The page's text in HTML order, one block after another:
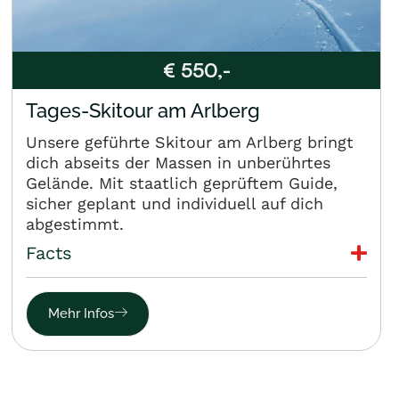
€ 550,-
Tages-Skitour am Arlberg
Unsere geführte Skitour am Arlberg bringt
dich abseits der Massen in unberührtes
Gelände. Mit staatlich geprüftem Guide,
sicher geplant und individuell auf dich
abgestimmt.
Facts
Mehr Infos